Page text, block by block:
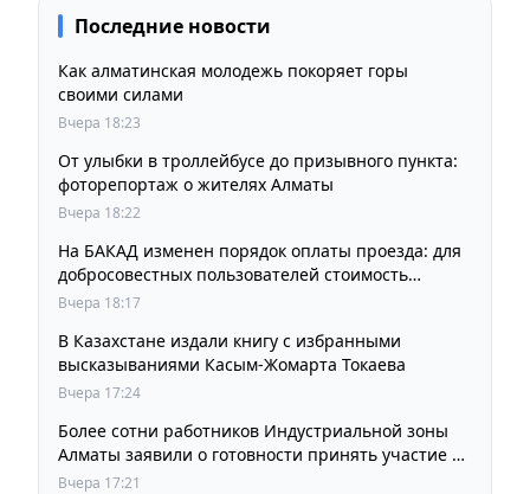
Последние новости
Как алматинская молодежь покоряет горы
своими силами
Вчера 18:23
От улыбки в троллейбусе до призывного пункта:
фоторепортаж о жителях Алматы
Вчера 18:22
На БАКАД изменен порядок оплаты проезда: для
добросовестных пользователей стоимость
остается прежней
Вчера 18:17
В Казахстане издали книгу с избранными
высказываниями Касым-Жомарта Токаева
Вчера 17:24
Более сотни работников Индустриальной зоны
Алматы заявили о готовности принять участие в
выборах членов Курылтая
Вчера 17:21